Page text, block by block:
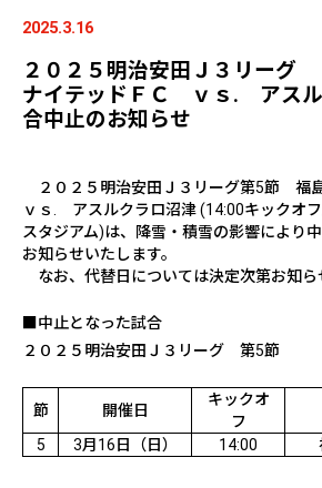
2025.3.16
２０２５明治安田Ｊ３リー
ナイテッドＦＣ ｖｓ. アスル
合中止のお知らせ
２０２５明治安田Ｊ３リーグ第5節 福
ｖｓ
アスルクラロ沼津(14:00キックオフ
スタジアム)は、降雪・積雪の影響により
お知らせいたします。
なお、代替日については決定次第お知ら
■中止となった試合
２０２５明治安田Ｊ３リーグ 第5節
節 開催日
キックオ
フ
5
3月 16 日（日） 14:00